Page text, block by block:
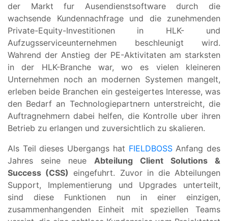
der Markt fur Ausendienstsoftware durch die
wachsende Kundennachfrage und die zunehmenden
Private-Equity-Investitionen in HLK- und
Aufzugsserviceunternehmen beschleunigt wird.
Wahrend der Anstieg der PE-Aktivitaten am starksten
in der HLK-Branche war, wo es vielen kleineren
Unternehmen noch an modernen Systemen mangelt,
erleben beide Branchen ein gesteigertes Interesse, was
den Bedarf an Technologiepartnern unterstreicht, die
Auftragnehmern dabei helfen, die Kontrolle uber ihren
Betrieb zu erlangen und zuversichtlich zu skalieren.
Als Teil dieses Ubergangs hat FIELDBOSSAnfang des
Jahres seine neue Abteilung Client Solutions &
Success (CSS) eingefuhrt. Zuvor in die Abteilungen
Support, Implementierung und Upgrades unterteilt,
sind diese Funktionen nun in einer einzigen,
zusammenhangenden Einheit mit speziellen Teams